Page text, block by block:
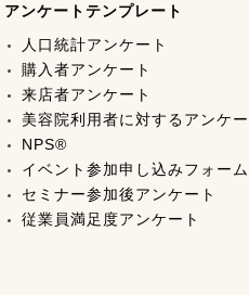
アンケートテンプレート
人口統計アンケート
購入者アンケート
来店者アンケート
美容院利用者に対するアンケー
NPS®
イベント参加申し込みフォーム
セミナー参加後アンケート
従業員満足度アンケート